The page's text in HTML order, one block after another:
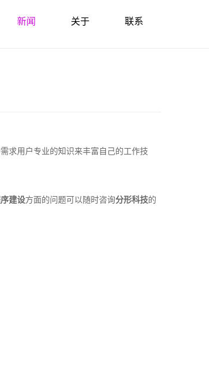
新闻 关于 联系
求用户专业的知识来丰富自己的工作技
建设方面的问题可以随时咨询分形科技的